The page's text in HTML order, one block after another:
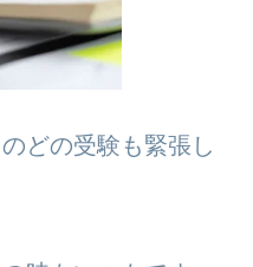
どの受験も緊張し